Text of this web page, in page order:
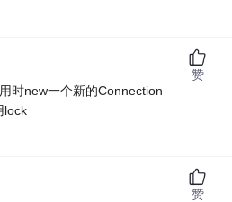
时new一个新的Connection
lock
赞
赞